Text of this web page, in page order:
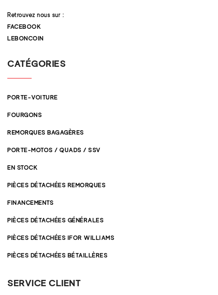
Retrouvez nous sur :
FACEBOOK
LEBONCOIN
CATÉGORIES
PORTE-VOITURE
FOURGONS
REMORQUES BAGAGÈRES
PORTE-MOTOS / QUADS / SSV
EN STOCK
PIÈCES DÉTACHÉES REMORQUES
FINANCEMENTS
PIÈCES DÉTACHÉES GÉNÉRALES
PIÈCES DÉTACHÉES IFOR WILLIAMS
PIÈCES DÉTACHÉES BÉTAILLÈRES
SERVICE CLIENT